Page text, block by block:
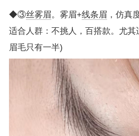
◆③丝雾眉。雾眉+线条眉 ，仿真
适合人群：不挑人，百搭款。尤其
眉毛只有一半)